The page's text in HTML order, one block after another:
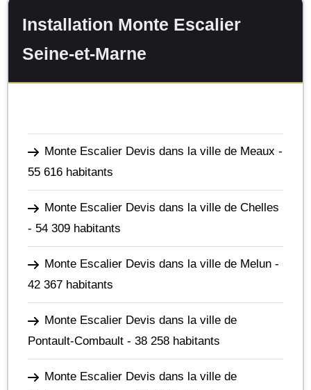
Installation Monte Escalier
Seine-et-Marne
Monte Escalier Devis dans la ville de Meaux -
55 616 habitants
Monte Escalier Devis dans la ville de Chelles
- 54 309 habitants
Monte Escalier Devis dans la ville de Melun -
42 367 habitants
Monte Escalier Devis dans la ville de
Pontault-Combault - 38 258 habitants
Monte Escalier Devis dans la ville de